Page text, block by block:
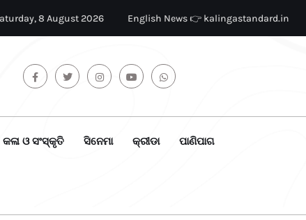
8 August 2026 English News 👉 kalingastandard.in
କଳା ଓ ସଂସ୍କୃତି ସିନେମା କ୍ରୀଡା ପାଣିପାଗ